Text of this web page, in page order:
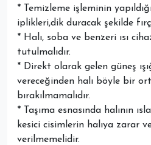
* Temizleme işleminin
iplikleri,dik duracak şekilde
* Halı, soba ve benzeri ısı
tutulmalıdır.
* Direkt olarak gelen güneş
vereceğinden halı böyle bir
bırakılmamalıdır.
* Taşıma esnasında halının
kesici cisimlerin halıya zarar
verilmemelidir.